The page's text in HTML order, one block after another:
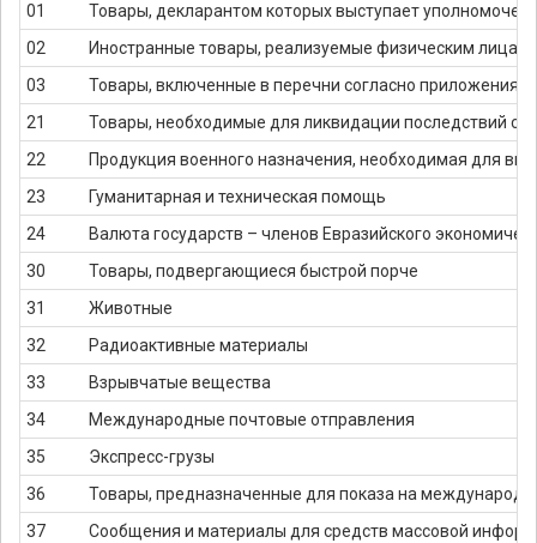
01
Товары, декларантом которых выступает
02
Иностранные товары, реализуемые физическим лицам
03
Товары, включенные в перечни согласно
21
Товары, необходимые для ликвидации последствий
22
Продукция военного назначения, необходимая для
23
Гуманитарная и техническая помощь
24
Валюта государств – членов Евразийского
30
Товары, подвергающиеся быстрой порче
31
Животные
32
Радиоактивные материалы
33
Взрывчатые вещества
34
Международные почтовые отправления
35
Экспресс-грузы
36
Товары, предназначенные для показа на
37
Сообщения и материалы для средств массовой